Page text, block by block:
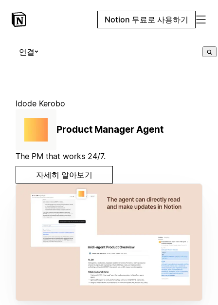
Notion 무료로 사용하기
연결
Idode Kerobo
Product Manager Agent
The PM that works 24/7.
자세히 알아보기